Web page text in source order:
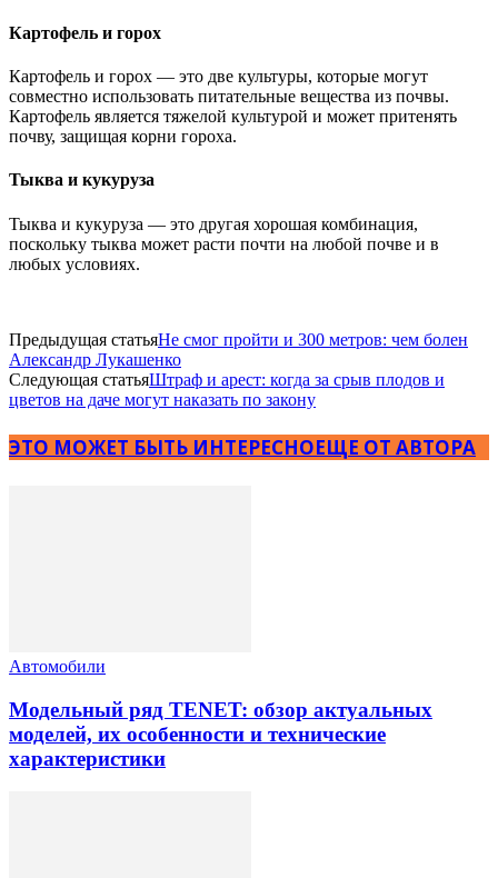
Картофель и горох
Картофель и горох — это две культуры, которые могут
совместно использовать питательные вещества из почвы.
Картофель является тяжелой культурой и может притенять
почву, защищая корни гороха.
Тыква и кукуруза
Тыква и кукуруза — это другая хорошая комбинация,
поскольку тыква может расти почти на любой почве и в
любых условиях.
Предыдущая статьяНе смог пройти и 300 метров: чем болен
Александр Лукашенко
Следующая статьяШтраф и арест: когда за срыв плодов и
цветов на даче могут наказать по закону
ЭТО МОЖЕТ БЫТЬ ИНТЕРЕСНОЕЩЕ ОТ АВТОРА
Автомобили
Модельный ряд TENET: обзор актуальных
моделей, их особенности и технические
характеристики